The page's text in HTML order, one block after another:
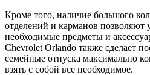
Кроме того, наличие большого
отделений и карманов позволяют
необходимые предметы и
Chevrolet Orlando также сделает
семейные отпуска максимально
взять с собой все необходимое.